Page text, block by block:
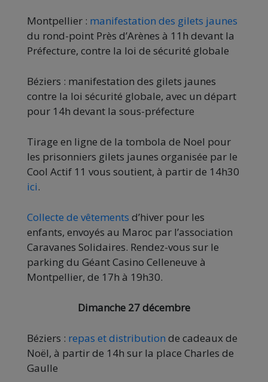
Montpellier : manifestation des gilets jaunes
du rond-point Près d’Arènes à 11h devant la
Préfecture, contre la loi de sécurité globale
Béziers : manifestation des gilets jaunes
contre la loi sécurité globale, avec un départ
pour 14h devant la sous-préfecture
Tirage en ligne de la tombola de Noel pour
les prisonniers gilets jaunes organisée par le
Cool Actif 11 vous soutient, à partir de 14h30
ici.
Collecte de vêtements d’hiver pour les
enfants, envoyés au Maroc par l’association
Caravanes Solidaires. Rendez-vous sur le
parking du Géant Casino Celleneuve à
Montpellier, de 17h à 19h30.
Dimanche 27 décembre
Béziers : repas et distribution de cadeaux de
Noël, à partir de 14h sur la place Charles de
Gaulle